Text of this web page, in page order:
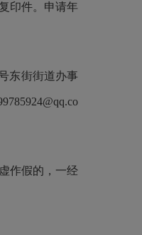
印件。申请年
东街街道办事
作假的，一经